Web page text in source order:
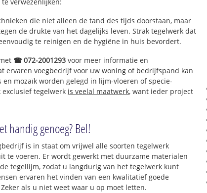
die niet alleen de tand des tijds doorstaan, maar
de drukte van het dagelijks leven. Strak tegelwerk dat
te reinigen en de hygiëne in huis bevordert.
☎ 072-2001293 voor meer informatie en
ervaren voegbedrijf voor uw woning of bedrijfspand kan
en mozaïk worden gelegd in lijm-vloeren of specie-
exclusief tegelwerk is veelal maatwerk, want ieder project
handig genoeg? Bel!
is in staat om vrijwel alle soorten tegelwerk
te voeren. Er wordt gewerkt met duurzame materialen
tegellijm, zodat u langdurig van het tegelwerk kunt
ervaren het vinden van een kwalitatief goede
als u niet weet waar u op moet letten.